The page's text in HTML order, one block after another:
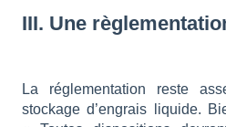
III. Une
La réglementation reste
stockage d’engrais liquide.